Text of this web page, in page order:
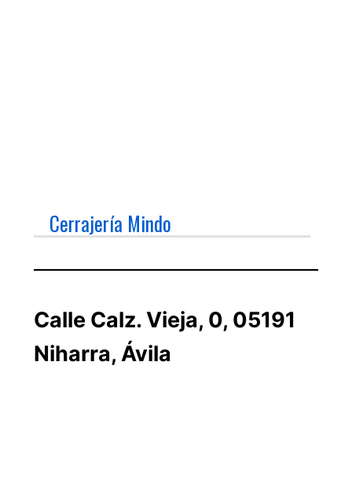
Cerrajería Mindo
Calle Calz. Vieja, 0, 05191
Niharra, Ávila